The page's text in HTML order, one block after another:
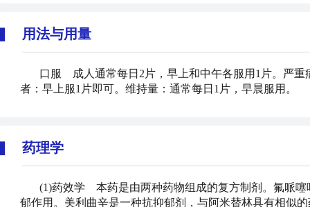
用法与用量
口服 成人通常每日2片，早上和中午各服用1片。严重
者：早上服1片即可。维持量：通常每日1片，早晨服用。
药理学
(1)药效学 本药是由两种药物组成的复方制剂。氟哌
郁作用。美利曲辛是一种抗抑郁剂，与阿米替林具有相似